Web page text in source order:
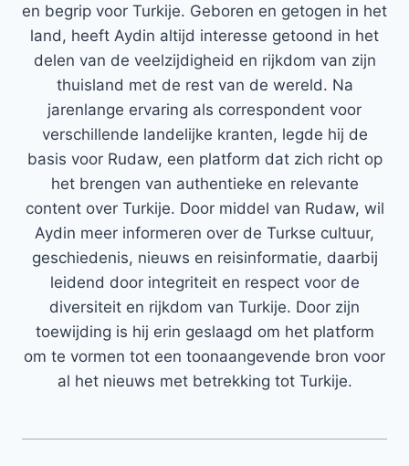
en begrip voor Turkije. Geboren en getogen in het
land, heeft Aydin altijd interesse getoond in het
delen van de veelzijdigheid en rijkdom van zijn
thuisland met de rest van de wereld. Na
jarenlange ervaring als correspondent voor
verschillende landelijke kranten, legde hij de
basis voor Rudaw, een platform dat zich richt op
het brengen van authentieke en relevante
content over Turkije. Door middel van Rudaw, wil
Aydin meer informeren over de Turkse cultuur,
geschiedenis, nieuws en reisinformatie, daarbij
leidend door integriteit en respect voor de
diversiteit en rijkdom van Turkije. Door zijn
toewijding is hij erin geslaagd om het platform
om te vormen tot een toonaangevende bron voor
al het nieuws met betrekking tot Turkije.